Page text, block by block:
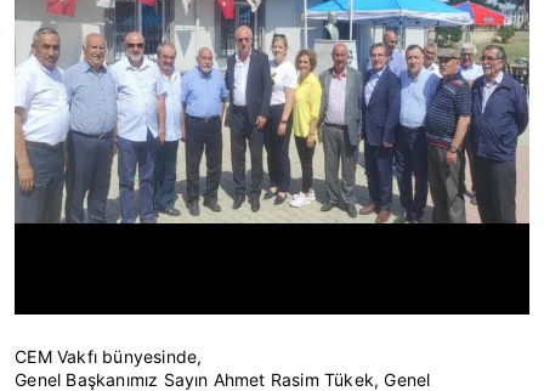
CEM Vakfı bünyesinde,
Genel Başkanımız Sayın Ahmet Rasim Tükek, Genel